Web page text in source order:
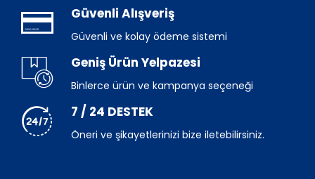
Güvenli Alışveriş
Güvenli ve kolay ödeme sistemi
Geniş Ürün Yelpazesi
Binlerce ürün ve kampanya seçeneği
7 / 24 DESTEK
Öneri ve şikayetlerinizi bize iletebilirsiniz.